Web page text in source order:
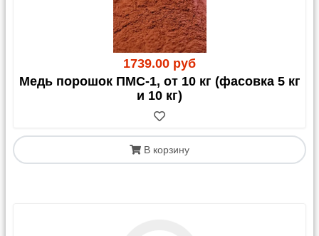
1739.00 руб
Медь порошок ПМС-1, от 10 кг (фасовка 5 кг
и 10 кг)
В корзину